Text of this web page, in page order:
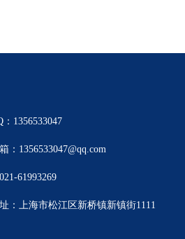
：1356533047
：1356533047@qq.com
61993269
：上海市松江区新桥镇新镇街1111